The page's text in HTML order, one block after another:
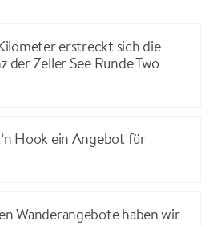
erstreckt sich die
der Zeller See Runde Two
Hook ein Angebot für
Wanderangebote haben wir